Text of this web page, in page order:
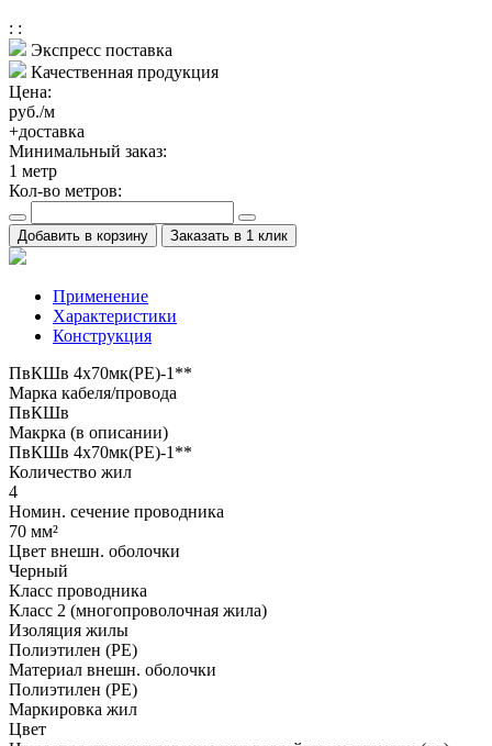
: :
Экспресс поставка
Качественная продукция
Цена:
руб./м
+доставка
Минимальный заказ:
1 метр
Кол-во метров:
Добавить в корзину Заказать в 1 клик
Применение
Характеристики
Конструкция
ПвКШв 4x70мк(PE)-1**
Марка кабеля/провода
ПвКШв
Макрка (в описании)
ПвКШв 4x70мк(PE)-1**
Количество жил
4
Номин. сечение проводника
70 мм²
Цвет внешн. оболочки
Черный
Класс проводника
Класс 2 (многопроволочная жила)
Изоляция жилы
Полиэтилен (PE)
Материал внешн. оболочки
Полиэтилен (PE)
Маркировка жил
Цвет